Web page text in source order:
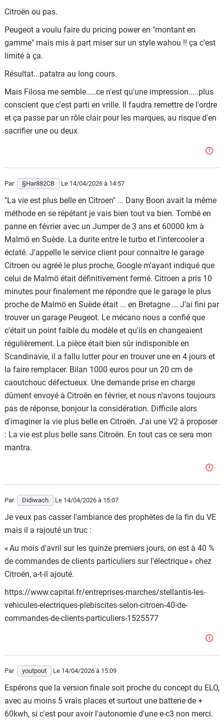
Citroën ou pas.
Peugeot a voulu faire du pricing power en "montant en
gamme" mais mis à part miser sur un style wahou !! ça c'est
limité à ça.
Résultat...patatra au long cours.
Mais Filosa me semble.....ce n'est qu'une impression.....plus
conscient que c'est parti en vrille. Il faudra remettre de l'ordre
et ça passe par un rôle clair pour les marques, au risque d'en
sacrifier une ou deux.
Par §Har882CB Le 14/04/2026 à 14:57
"La vie est plus belle en Citroen" ... Dany Boon avait la même
méthode en se répétant je vais bien tout va bien. Tombé en
panne en février avec un Jumper de 3 ans et 60000 km à
Malmö en Suède. La durite entre le turbo et l'intercooler a
éclaté. J'appelle le service client pour connaitre le garage
Citroen ou agréé le plus proche, Google m'ayant indiqué que
celui de Malmö était définitivement fermé. Citroen a pris 10
minutes pour finalement me répondre que le garage le plus
proche de Malmö en Suède était ... en Bretagne ... J'ai fini par
trouver un garage Peugeot. Le mécano nous a confié que
c'était un point faible du modèle et qu'ils en changeaient
régulièrement. La pièce était bien sûr indisponible en
Scandinavie, il a fallu lutter pour en trouver une en 4 jours et
la faire remplacer. Bilan 1000 euros pour un 20 cm de
caoutchouc défectueux. Une demande prise en charge
dûment envoyé à Citroën en février, et nous n'avons toujours
pas de réponse, bonjour la considération. Difficile alors
d'imaginer la vie plus belle en Citroën. J'ai une V2 à proposer
: La vie est plus belle sans Citroën. En tout cas ce sera mon
mantra.
Par Didiwach Le 14/04/2026 à 15:07
Je veux pas casser l'ambiance des prophètes de la fin du VE
mais il a rajouté un truc :
« Au mois d'avril sur les quinze premiers jours, on est à 40 %
de commandes de clients particuliers sur l'électrique » chez
Citroën, a-t-il ajouté.
https://www.capital.fr/entreprises-marches/stellantis-les-
vehicules-electriques-plebiscites-selon-citroen-40-de-
commandes-de-clients-particuliers-1525577
Par youtpout Le 14/04/2026 à 15:09
Espérons que la version finale soit proche du concept du ELO,
avec au moins 5 vrais places et surtout une batterie de +
60kwh, si c'est pour avoir l'autonomie d'une e-c3 non merci.